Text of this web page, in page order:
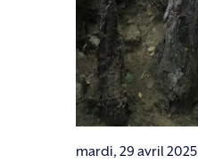
mardi, 29 avril 2025